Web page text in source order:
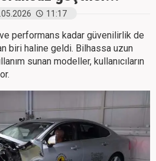
11:17
performans kadar güvenilirlik de
biri haline geldi. Bilhassa uzun
sunan modeller, kullanıcıların